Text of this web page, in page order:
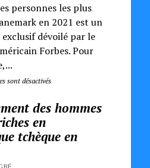
personnes les plus
en 2021 est un
dévoilé par le
Forbes. Pour
sont désactivés
des hommes
en
tchèque en